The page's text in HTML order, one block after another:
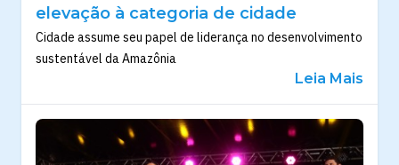
elevação à categoria de cidade
Cidade assume seu papel de liderança no desenvolvimento
sustentável da Amazônia
Leia Mais